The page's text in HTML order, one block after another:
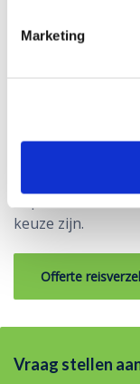
Marketing
Wilt u meer
situatie. Neem
bepalen of deze
keuze zijn.
Offerte
Vraag stellen